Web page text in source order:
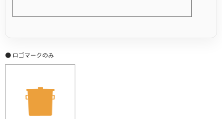
● ロゴマークのみ